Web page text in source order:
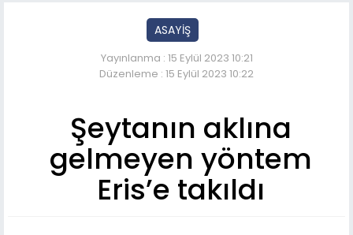
ASAYİŞ
Yayınlanma : 15 Eylül 2023 10:21
Düzenleme : 15 Eylül 2023 10:22
Şeytanın aklına
gelmeyen yöntem
Eris’e takıldı